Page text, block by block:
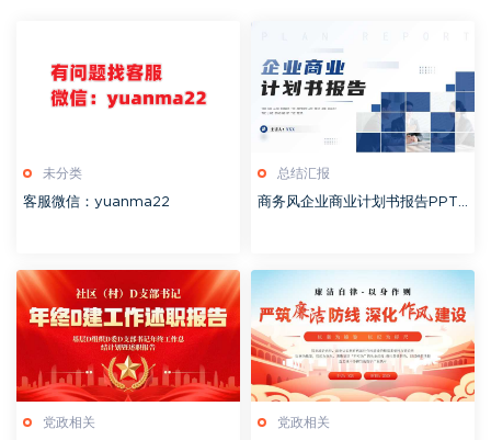
未分类
客服微信：yuanma22
总结汇报
商务风企业商业计划书报告PPT
党政相关 党政相关